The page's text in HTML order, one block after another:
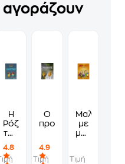
αγοράζουν
Η
Ρόζα
του
4.8
Ο
προφήτης
4.9
Τιμή
Μαλλί
με
μαλλί
Τιμή